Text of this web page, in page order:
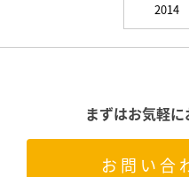
2014
まずはお気軽に
お問い合